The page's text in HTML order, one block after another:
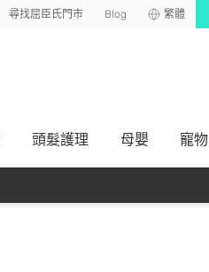
尋找屈臣氏門市 Blog 繁體
頭髮護理 母嬰 寵物